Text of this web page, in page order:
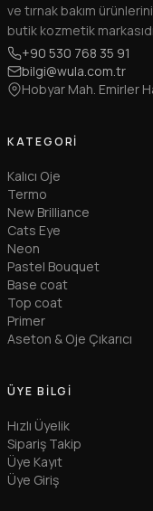
ve tırnak bakım
butik kozmetik
+90 530 768 35 91
bilgi@wula.com.tr
Hobyar Mah. Emirler
KATEGORI
Kalıcı Oje
Termo
New Brilliance
Cats Eye
Neon
Pastel Bouquet
Base coat
Top coat
Primer
Aseton & Oje Çıkarıcı
ÜYE BILGI
Hızlı Üyelik
Sipariş Takip
Üye Kayıt
Üye Giriş